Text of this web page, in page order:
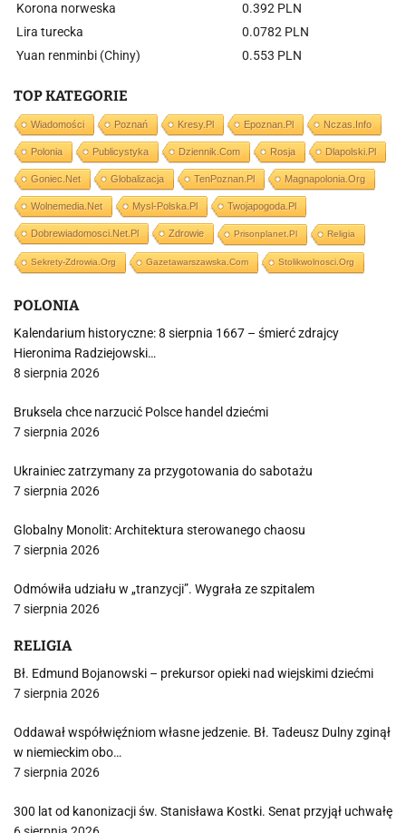
Korona norweska
0.392 PLN
Lira turecka
0.0782 PLN
Yuan renminbi (Chiny)
0.553 PLN
TOP KATEGORIE
Wiadomości Poznań Kresy.pl Epoznan.pl Nczas.info
Polonia Publicystyka Dziennik.com Rosja Dlapolski.pl
Goniec.net Globalizacja TenPoznan.pl Magnapolonia.org
Wolnemedia.net Mysl-Polska.pl Twojapogoda.pl
Dobrewiadomosci.net.pl Zdrowie Prisonplanet.pl Religia
Sekrety-Zdrowia.org Gazetawarszawska.com Stolikwolnosci.org
POLONIA
Kalendarium historyczne: 8 sierpnia 1667 – śmierć zdrajcy
Hieronima Radziejowski…
8 sierpnia 2026
Bruksela chce narzucić Polsce handel dziećmi
7 sierpnia 2026
Ukrainiec zatrzymany za przygotowania do sabotażu
7 sierpnia 2026
Globalny Monolit: Architektura sterowanego chaosu
7 sierpnia 2026
Odmówiła udziału w „tranzycji”. Wygrała ze szpitalem
7 sierpnia 2026
RELIGIA
Bł. Edmund Bojanowski – prekursor opieki nad wiejskimi dziećmi
7 sierpnia 2026
Oddawał współwięźniom własne jedzenie. Bł. Tadeusz Dulny zginął
w niemieckim obo…
7 sierpnia 2026
300 lat od kanonizacji św. Stanisława Kostki. Senat przyjął uchwałę